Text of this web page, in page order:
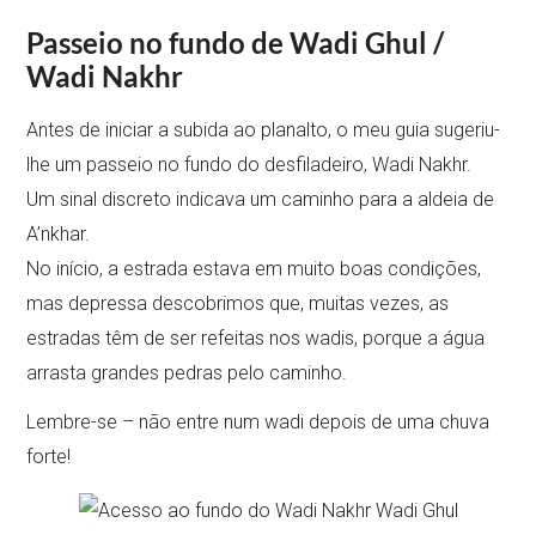
Passeio no fundo de Wadi Ghul /
Wadi Nakhr
Antes de iniciar a subida ao planalto, o meu guia sugeriu-
lhe um passeio no fundo do desfiladeiro, Wadi Nakhr.
Um sinal discreto indicava um caminho para a aldeia de
A’nkhar.
No início, a estrada estava em muito boas condições,
mas depressa descobrimos que, muitas vezes, as
estradas têm de ser refeitas nos wadis, porque a água
arrasta grandes pedras pelo caminho.
Lembre-se – não entre num wadi depois de uma chuva
forte!